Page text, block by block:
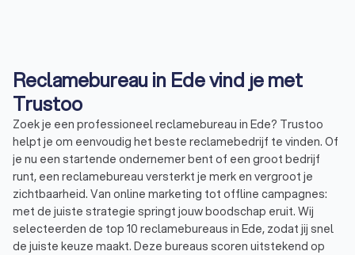
Reclamebureau in Ede vind je met
Trustoo
Zoek je een professioneel reclamebureau in Ede? Trustoo
helpt je om eenvoudig het beste reclamebedrijf te vinden. Of
je nu een startende ondernemer bent of een groot bedrijf
runt, een reclamebureau versterkt je merk en vergroot je
zichtbaarheid. Van online marketing tot offline campagnes:
met de juiste strategie springt jouw boodschap eruit. Wij
selecteerden de top 10 reclamebureaus in Ede, zodat jij snel
de juiste keuze maakt. Deze bureaus scoren uitstekend op